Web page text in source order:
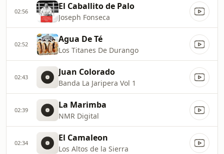
02:56 El Caballito de Palo
Joseph Fonseca
02:52 Agua De Té
Los Titanes De Durango
02:43 Juan Colorado
Banda La Jaripera Vol 1
02:39 La Marimba
NMR Digital
02:34 El Camaleon
Los Altos de la Sierra